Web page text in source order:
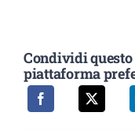
Condividi
piattaforma